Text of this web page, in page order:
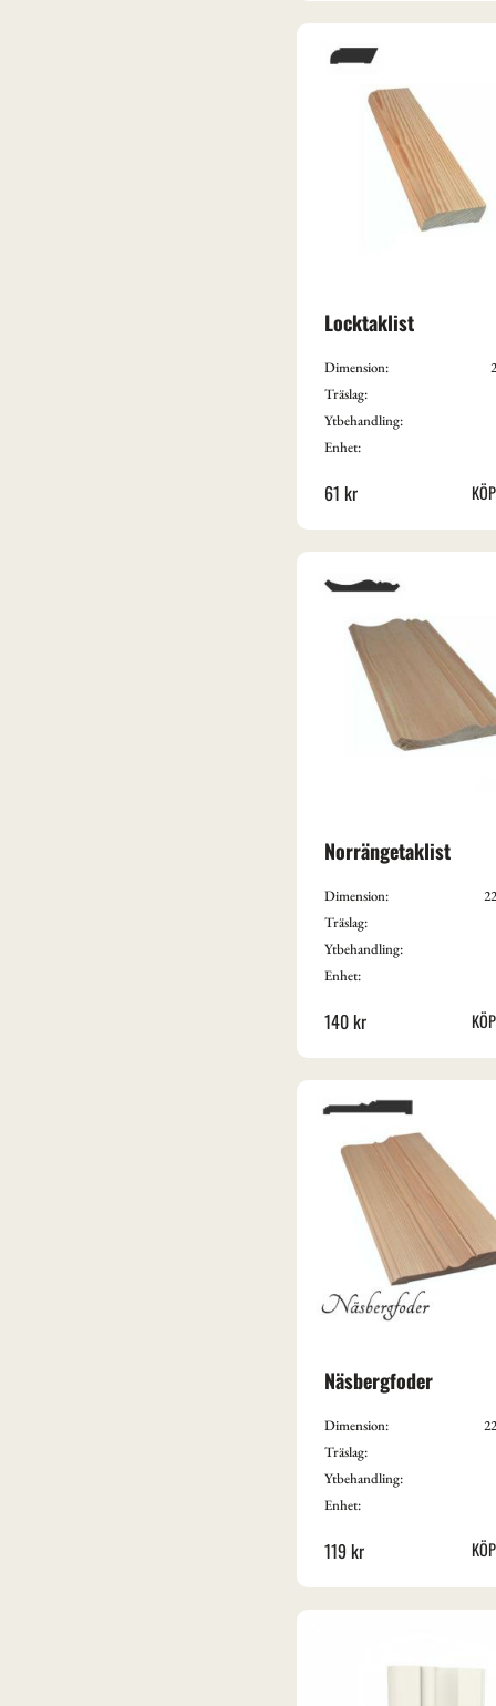
Locktaklist
61 kr
Dimension:
Träslag:
Ytbehandling:
Enhet:
Norrängetaklist
140kr
Dimension:
Träslag:
Ytbehandling:
Enhet:
Näsbergfoder
119kr
Dimension:
Träslag:
Ytbehandling:
Enhet: